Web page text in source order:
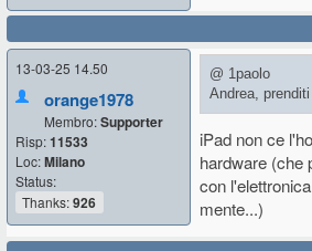
13-03-25 14.50
orange1978
Membro:Supporter
Risp:11533
Loc:Milano
Status:
Thanks:926
@ 1paolo
Andrea,
iPad non ce
hardware (che
con
mente...)